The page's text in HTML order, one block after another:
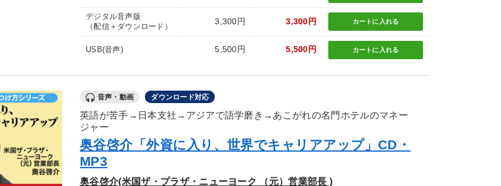
デジタル音声版
（配信＋ダウンロード）
3,300円 3,300円 カートに 入れる
USB(音声) 5,500円 5,500円 カートに 入れる
音声・動画 ダウンロード対応
英語が苦手→日本支社→アジアで語学磨き→あこがれの名門ホテルのマネー
ジャー
奥谷啓介「外資に入り、世界でキャリアアップ」CD・
MP3
奥谷啓介(米国ザ・プラザ・ニューヨーク （元）営業部長 )